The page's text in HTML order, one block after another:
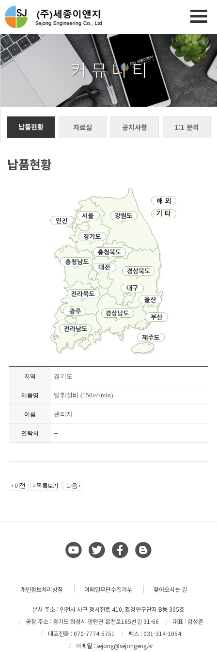
커 뮤 니 티
납품현황 자료실 공지사항 1:1 문의
납품현황
지역 경기도
제품명 탈취설비 (150㎥/min)
이름 관리자
연락처 --
개인정보처리방침 이메일무단수집거부 찾아오시는 길
본사 주소 : 인천시 서구 정서진로 410, 환경연구단지 B동 305호
공장 주소 : 경기도 화성시 팔탄면 온천로165번길 31-66
대표 : 강성준
대표전화 : 070-7774-5751
팩스 : 031-314-1054
이메일 : sejong@sejongeng.kr